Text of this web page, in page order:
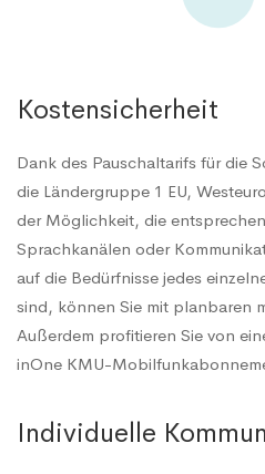
Kostensicherheit
Dank des Pauschaltarifs für die
die Ländergruppe 1 EU,
der Möglichkeit, die
Sprachkanälen oder
auf die Bedürfnisse jedes
sind, können Sie mit planbaren
Außerdem profitieren Sie von
inOne KMU-
Individuelle